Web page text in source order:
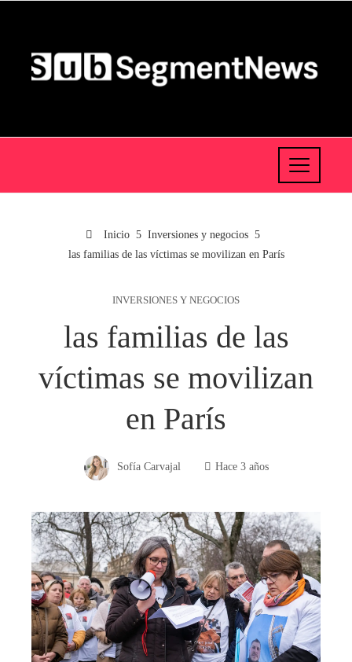
Inicio
Inversiones y negocios
las familias de las víctimas se movilizan en París
INVERSIONES Y NEGOCIOS
las familias de las
víctimas se movilizan
en París
Sofía Carvajal Hace 3 años